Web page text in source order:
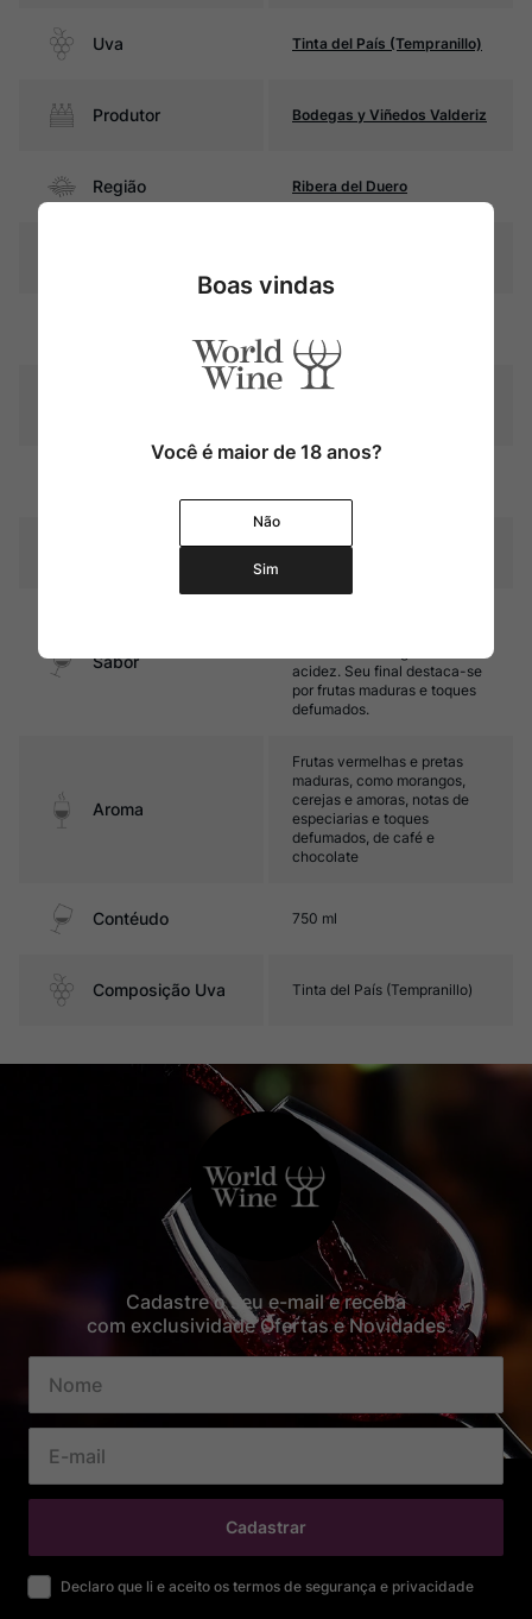
Uva Tinta del País (Tempranillo)
Produtor Bodegas y Viñedos Valderiz
Região Ribera del Duero
violáceos
Graduação Alcóoli
Temperatura 16ºC – 18ºC
Sabor
acidez. Seu final destaca-se
por frutas maduras e toques
defumados.
Aroma
Frutas vermelhas e pretas
maduras, como morangos,
cerejas e amoras, notas de
especiarias e toques
defumados, de café e
chocolate
Contéudo 750 ml
Composição Uva Tinta del País (Tempranillo)
Cadastre o seu e-mail e receba
com exclusividade Ofertas e Novidades
Cadastrar
Declaro que li e aceito os termos de segurança e privacidade
Boas vindas
Você é maior de 18 anos?
Não
Sim